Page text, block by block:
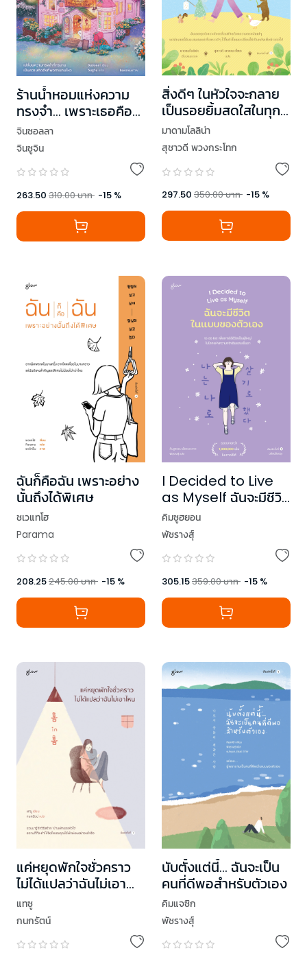
ร้านน้ำหอมแห่งความ
ทรงจำ... เพราะเธอคือ
คนที่ฉันไม่มีวันลืม
จินซอลลา
จินซูจิน
263.50 310.00บาท -15 %
สิ่งดีๆ ในหัวใจจะกลาย
เป็นรอยยิ้มสดใสในทุก
วัน
มาดามโลลิน่า
สุชาวดี พวงกระโทก
297.50 350.00บาท -15 %
ฉันก็คือฉัน เพราะอย่าง
นั้นถึงได้พิเศษ
ชเวแทโฮ
Parama
208.25245.00บาท -15 %
I Decided to Live
as Myself ฉันจะมีชีวิต
ในแบบของตัวเอง
คิมซูฮยอน
พัชรางสุ์
305.15359.00บาท -15 %
แค่หยุดพักใจชั่วคราว
ไม่ได้แปลว่าฉันไม่เอา
ไหน
แทซู
กนกรัตน์
นับตั้งแต่นี้… ฉันจะเป็น
คนที่ดีพอสำหรับตัวเอง
คิมแจซิก
พัชรางสุ์